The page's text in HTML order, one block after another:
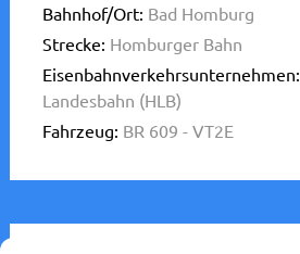
Bahnhof/Ort: Bad Homburg
Strecke: Homburger Bahn
Eisenbahnverkehrsunternehmen:
Landesbahn (HLB)
Fahrzeug: BR 609 - VT2E